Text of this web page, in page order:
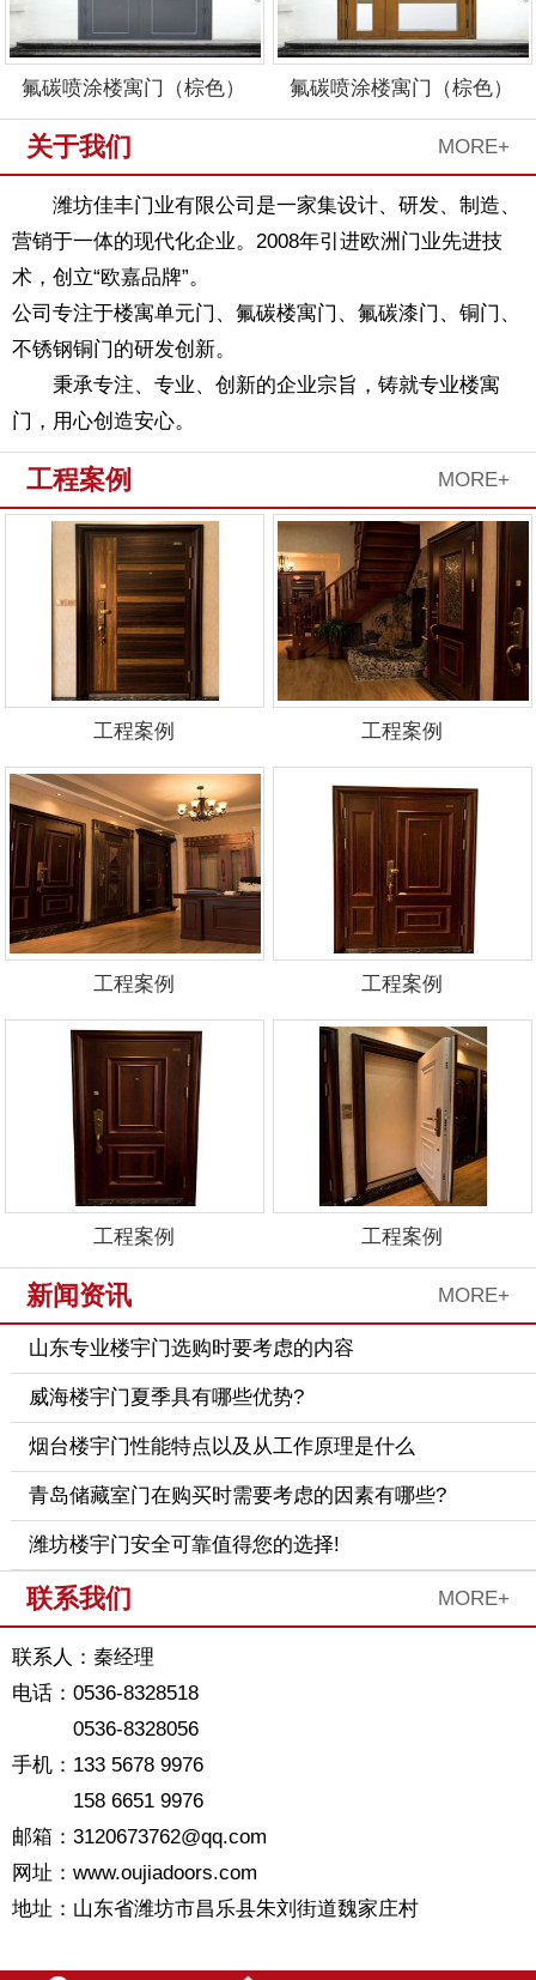
1 2 3
氟碳喷涂楼寓门（棕色） 氟碳喷涂楼寓门（棕色）
关于我们 MORE+
潍坊佳丰门业有限公司是一家集设计、研发、制造、
营销于一体的现代化企业。2008年引进欧洲门业先进技
术，创立“欧嘉品牌”。
公司专注于楼寓单元门、氟碳楼寓门、氟碳漆门、铜门、
不锈钢铜门的研发创新。
秉承专注、专业、创新的企业宗旨，铸就专业楼寓
门，用心创造安心。
工程案例 MORE+
工程案例 工程案例
工程案例 工程案例
工程案例 工程案例
新闻资讯 MORE+
山东专业楼宇门选购时要考虑的内容
威海楼宇门夏季具有哪些优势?
烟台楼宇门性能特点以及从工作原理是什么
青岛储藏室门在购买时需要考虑的因素有哪些?
潍坊楼宇门安全可靠值得您的选择!
联系我们 MORE+
联系人：秦经理
电话：0536-8328518
0536-8328056
手机：133 5678 9976
158 6651 9976
邮箱：3120673762@qq.com
网址：www.oujiadoors.com
地址：山东省潍坊市昌乐县朱刘街道魏家庄村